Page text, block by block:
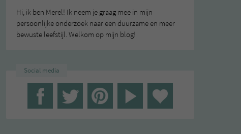
Hi, ik ben Merel! Ik neem je graag mee in mijn
persoonlijke onderzoek naar een duurzame en meer
bewuste leefstijl. Welkom op mijn blog!
Social media